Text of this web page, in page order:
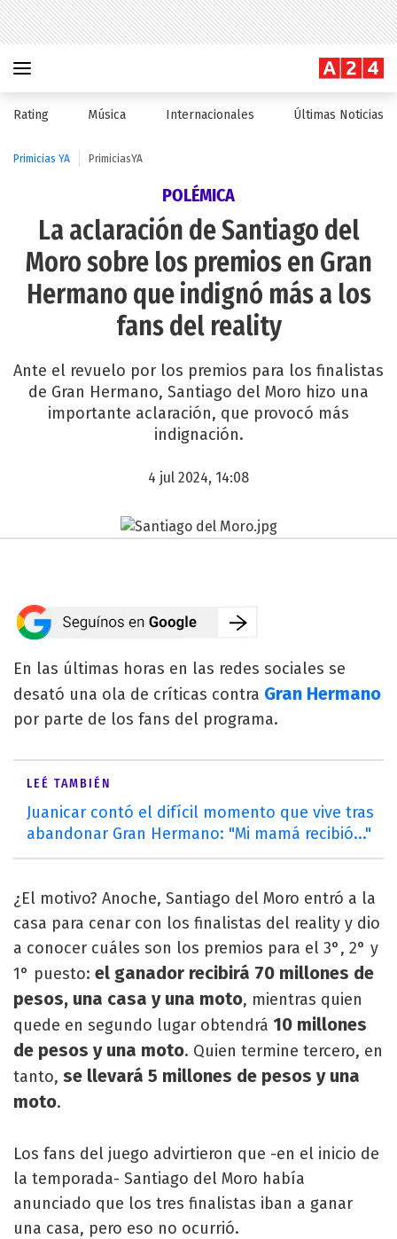
Rating Música Internacionales Últimas Noticias
Primicias YA PrimiciasYA
POLÉMICA
La aclaración de Santiago del
Moro sobre los premios en Gran
Hermano que indignó más a los
fans del reality
Ante el revuelo por los premios para los finalistas
de Gran Hermano, Santiago del Moro hizo una
importante aclaración, que provocó más
indignación.
4 jul 2024, 14:08
En las últimas horas en las redes sociales se
desató una ola de críticas contra Gran Hermano
por parte de los fans del programa.
LEÉ TAMBIÉN
Juanicar contó el difícil momento que vive tras
abandonar Gran Hermano: "Mi mamá recibió..."
¿El motivo? Anoche, Santiago del Moro entró a la
casa para cenar con los finalistas del reality y dio
a conocer cuáles son los premios para el 3°, 2° y
1° puesto: el ganador recibirá 70 millones de
pesos, una casa y una moto, mientras quien
quede en segundo lugar obtendrá 10 millones
de pesos y una moto. Quien termine tercero, en
tanto, se llevará 5 millones de pesos y una
moto.
Los fans del juego advirtieron que -en el inicio de
la temporada- Santiago del Moro había
anunciado que los tres finalistas iban a ganar
una casa, pero eso no ocurrió.